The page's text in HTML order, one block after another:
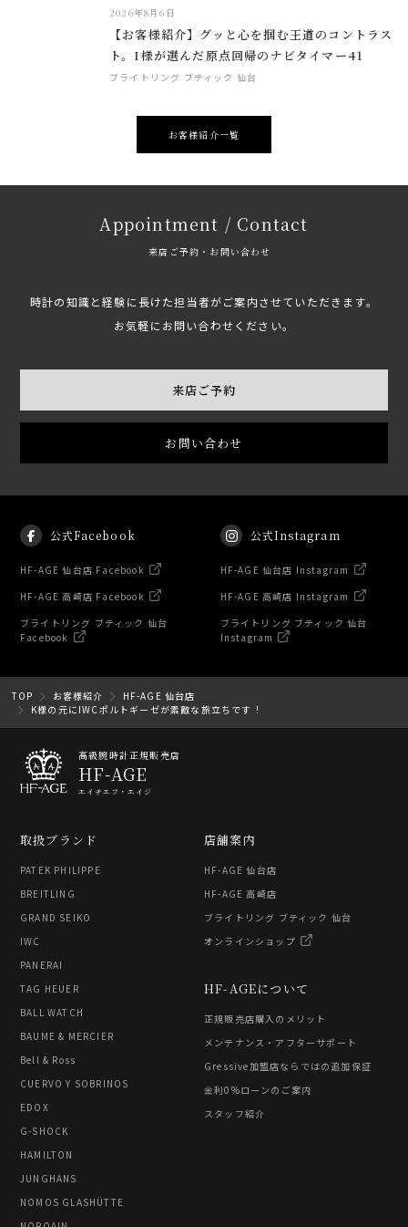
2026年8月6日
【お客様紹介】グッと心を掴む王道のコントラス
ト。I様が選んだ原点回帰のナビタイマー41
ブライトリング ブティック 仙台
お客様紹介一覧
Appointment / Contact
来店ご予約・お問い合わせ
時計の知識と経験に長けた担当者がご案内させていただきます。
お気軽にお問い合わせください。
来店ご予約
お問い合わせ
公式Facebook
HF-AGE 仙台店 Facebook
HF-AGE 高崎店 Facebook
ブライトリング ブティック 仙台
Facebook
公式Instagram
HF-AGE 仙台店 Instagram
HF-AGE 高崎店 Instagram
ブライトリング ブティック 仙台
Instagram
TOP お客様紹介
HF-AGE 仙台店
K様の元にIWCポルトギーゼが素敵な旅立ちです！
高級腕時計正規販売店
HF-AGE
エイチエフ・エイジ
取扱ブランド
PATEK PHILIPPE
BREITLING
GRAND SEIKO
IWC
PANERAI
TAG HEUER
BALL WATCH
BAUME & MERCIER
Bell & Ross
CUERVO Y SOBRINOS
EDOX
G-SHOCK
HAMILTON
JUNGHANS
NOMOS GLASHÜTTE
HF-AGEについて
正規販売店購入のメリット
メンテナンス・アフターサポート
Gressive加盟店ならではの追加保証
金利0%ローンのご案内
スタッフ紹介
店舗案内
HF-AGE 仙台店
HF-AGE 高崎店
ブライトリング ブティック 仙台
オンラインショップ